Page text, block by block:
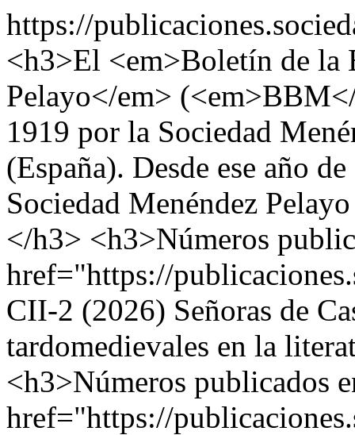
https://
<h3>El <em>Boletín de la
Pelayo</em>
1919 por la Sociedad
(España). Desde ese año
Sociedad Menéndez
</h3> <h3>Números
href="https://
CII-2 (2026) Señoras de
tardomedievales en la
<h3>Números publicados
href="https://